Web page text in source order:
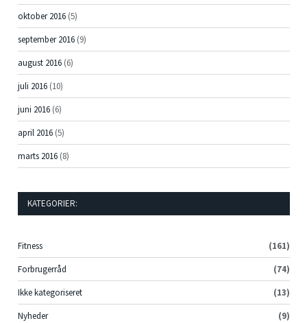
oktober 2016 (5)
september 2016 (9)
august 2016 (6)
juli 2016 (10)
juni 2016 (6)
april 2016 (5)
marts 2016 (8)
KATEGORIER:
Fitness
(161)
Forbrugerråd
(74)
Ikke kategoriseret
(13)
Nyheder
(9)